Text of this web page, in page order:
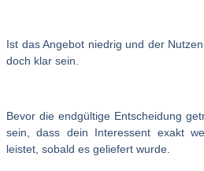
Ist das Angebot niedrig und der
doch klar sein.
Bevor die endgültige Entscheidung
sein, dass dein Interessent exakt
leistet, sobald es geliefert wurde.